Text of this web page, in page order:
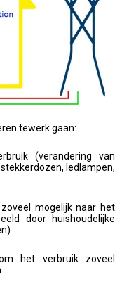
tewerk gaan:
(verandering van
ledlampen,
mogelijk naar het
door huishoudelijke
het verbruik zoveel